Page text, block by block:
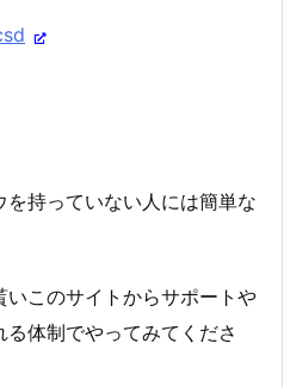
持っていない人には簡単な
このサイトからサポートや
体制でやってみてくださ